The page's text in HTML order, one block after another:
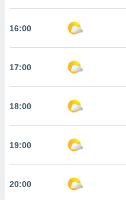
a
o
como
e
CONFIGURAÇÕES
16:00
17:00
18:00
19:00
20:00